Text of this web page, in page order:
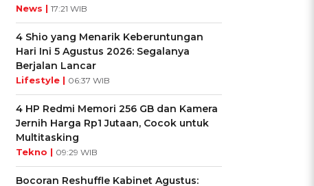
News | 17:21 WIB
4 Shio yang Menarik Keberuntungan
Hari Ini 5 Agustus 2026: Segalanya
Berjalan Lancar
Lifestyle | 06:37 WIB
4 HP Redmi Memori 256 GB dan Kamera
Jernih Harga Rp1 Jutaan, Cocok untuk
Multitasking
Tekno | 09:29 WIB
Bocoran Reshuffle Kabinet Agustus: